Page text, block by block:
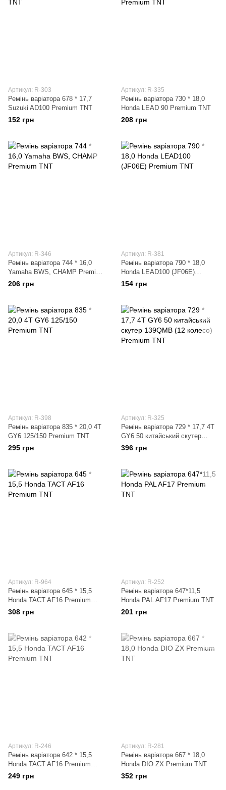
Артикул: R-303
Ремінь варіатора 678 * 17,7
Suzuki AD100 Premium TNT
152 грн
Артикул: R-335
Ремінь варіатора 730 * 18,0
Honda LEAD 90 Premium TNT
208 грн
Артикул: R-346
Ремінь варіатора 744 * 16,0
Yamaha BWS, CHAMP Premium
TNT
206 грн
Артикул: R-381
Ремінь варіатора 790 * 18,0
Honda LEAD100 (JF06E)
Premium TNT
154 грн
Артикул: R-398
Ремінь варіатора 835 * 20,0 4T
GY6 125/150 Premium TNT
295 грн
Артикул: R-325
Ремінь варіатора 729 * 17,7 4T
GY6 50 китайський скутер
139QMB (12 колесо) Premium
396 грн
Артикул: R-964
Ремінь варіатора 645 * 15,5
Honda TACT AF16 Premium
TNT
308 грн
Артикул: R-252
Ремінь варіатора 647*11,5
Honda PAL AF17 Premium TNT
201 грн
Артикул: R-246
Ремінь варіатора 642 * 15,5
Honda TACT AF16 Premium
TNT
249 грн
Артикул: R-281
Ремінь варіатора 667 * 18,0
Honda DIO ZX Premium TNT
352 грн